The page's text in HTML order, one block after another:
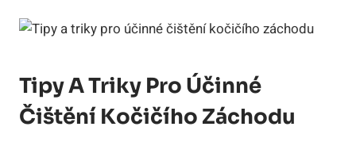
Tipy A Triky Pro Účinné
Čištění Kočičího Záchodu